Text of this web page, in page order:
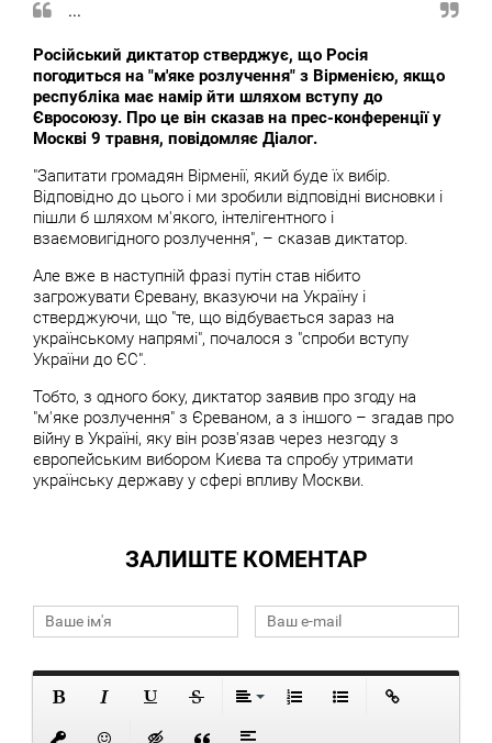
...
Російський диктатор стверджує, що Росія
погодиться на "м'яке розлучення" з Вірменією, якщо
республіка має намір йти шляхом вступу до
Євросоюзу. Про це він сказав на прес-конференції у
Москві 9 травня, повідомляє Діалог.
"Запитати громадян Вірменії, який буде їх вибір.
Відповідно до цього і ми зробили відповідні висновки і
пішли б шляхом м'якого, інтелігентного і
взаємовигідного розлучення", – сказав диктатор.
Але вже в наступній фразі путін став нібито
загрожувати Єревану, вказуючи на Україну і
стверджуючи, що "те, що відбувається зараз на
українському напрямі", почалося з "спроби вступу
України до ЄС".
Тобто, з одного боку, диктатор заявив про згоду на
"м'яке розлучення" з Єреваном, а з іншого – згадав про
війну в Україні, яку він розв'язав через незгоду з
європейським вибором Києва та спробу утримати
українську державу у сфері впливу Москви.
ЗАЛИШТЕ КОМЕНТАР